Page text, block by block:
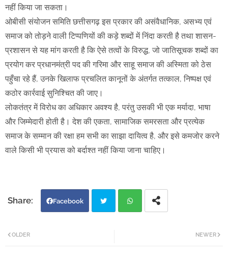
नहीं किया जा सकता।
ओबीसी संयोजन समिति छत्तीसगढ़ इस प्रकार की असंवैधानिक, असभ्य एवं
समाज को तोड़ने वाली टिप्पणियों की कड़े शब्दों में निंदा करती है तथा शासन-
प्रशासन से यह मांग करती है कि ऐसे तत्वों के विरुद्ध, जो जातिसूचक शब्दों का
प्रयोग कर प्रधानमंत्री पद की गरिमा और साहू समाज की अस्मिता को ठेस
पहुँचा रहे हैं, उनके खिलाफ प्रचलित कानूनों के अंतर्गत तत्काल, निष्पक्ष एवं
कठोर कार्रवाई सुनिश्चित की जाए।
लोकतंत्र में विरोध का अधिकार अवश्य है, परंतु उसकी भी एक मर्यादा, भाषा
और जिम्मेदारी होती है। देश की एकता, सामाजिक समरसता और प्रत्येक
समाज के सम्मान की रक्षा हम सभी का साझा दायित्व है, और इसे कमजोर करने
वाले किसी भी प्रयास को बर्दाश्त नहीं किया जाना चाहिए।
Facebook
NEWER
OLDER